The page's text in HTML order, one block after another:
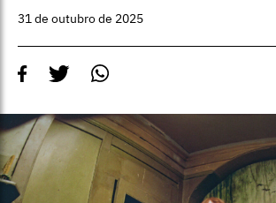
31 de outubro de 2025